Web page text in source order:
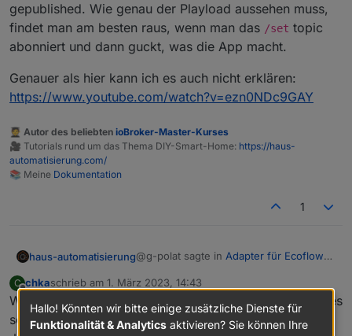
gepublished. Wie genau der Playload aussehen muss,
findet man am besten raus, wenn man das /set topic
abonniert und dann guckt, was die App macht.
Genauer als hier kann ich es auch nicht erklären:
https://www.youtube.com/watch?v=ezn0NDc9GAY
🧑‍🎓 Autor des beliebten ioBroker-Master-Kurses
🎥 Tutorials rund um das Thema DIY-Smart-Home: https://haus-
automatisierung.com/
📚 Meine Dokumentation
1
haus-automatisierung@g-polat sagte in Adapter für Ecoflow
dummy's erklären wie wie genau
die Schaltbefehle abgesetzt
Es wird ein JSON-String auf dem
C
Offline
chkaschrieb am 1. März 2023, 14:43
zuletzt editiert von
Wieder ein Stück weiter, setzt man in der /Set folgendes
schaltet er den Ausgang an.
Hallo! Könnten wir bitte einige zusätzliche Dienste für
Funktionalität & Analytics aktivieren? Sie können Ihre